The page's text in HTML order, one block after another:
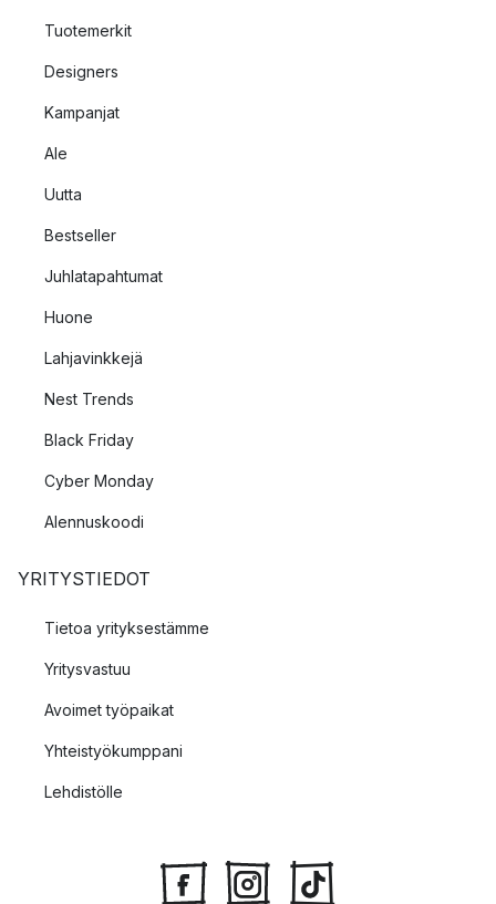
Tuotemerkit
Designers
Kampanjat
Ale
Uutta
Bestseller
Juhlatapahtumat
Huone
Lahjavinkkejä
Nest Trends
Black Friday
Cyber Monday
Alennuskoodi
YRITYSTIEDOT
Tietoa yrityksestämme
Yritysvastuu
Avoimet työpaikat
Yhteistyökumppani
Lehdistölle